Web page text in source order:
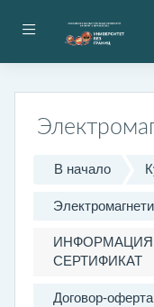
Боковая панель
В начало
СЕРТИФИКАТ
Договор-